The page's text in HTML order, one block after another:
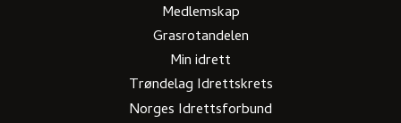
Medlemskap
Grasrotandelen
Min idrett
Trøndelag Idrettskrets
Norges Idrettsforbund